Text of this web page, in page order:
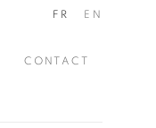
CONTACT
FR EN